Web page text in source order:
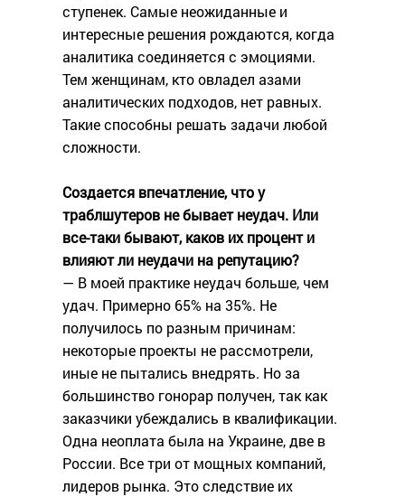
ступенек. Самые неожиданные и
интересные решения рождаются, когда
аналитика соединяется с эмоциями.
Тем женщинам, кто овладел азами
аналитических подходов, нет равных.
Такие способны решать задачи любой
сложности.
Создается впечатление, что у
траблшутеров не бывает неудач. Или
все-таки бывают, каков их процент и
влияют ли неудачи на репутацию?
— В моей практике неудач больше, чем
удач. Примерно 65% на 35%. Не
получилось по разным причинам:
некоторые проекты не рассмотрели,
иные не пытались внедрять. Но за
большинство гонорар получен, так как
заказчики убеждались в квалификации.
Одна неоплата была на Украине, две в
России. Все три от мощных компаний,
лидеров рынка. Это следствие их